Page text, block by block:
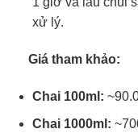
xử lý.
Giá tham khảo:
Chai 100ml:
Chai 1000ml: